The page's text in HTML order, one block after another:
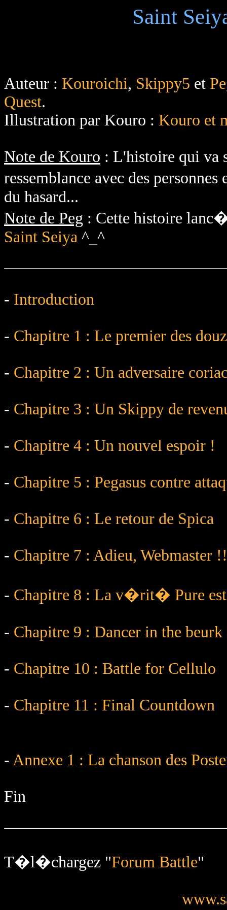
Saint
Auteur : Kouroichi, Skippy5 et
Quest.
Illustration par Kouro : Kouro et
Note de Kouro : L'histoire qui va
ressemblance avec des
du hasard...
Note de Peg : Cette histoire
Saint Seiya ^_^
- Introduction
- Chapitre 1 : Le premier des
- Chapitre 2 : Un adversaire
- Chapitre 3 : Un Skippy de
- Chapitre 4 : Un nouvel espoir !
- Chapitre 5 : Pegasus contre
- Chapitre 6 : Le retour de Spica
- Chapitre 7 : Adieu, Webmaster !!
- Chapitre 8 : La v�rit� Pure
- Chapitre 9 : Dancer in the beurk
- Chapitre 10 : Battle for Cellulo
- Chapitre 11 : Final Countdown
- Annexe 1 : La chanson des
Fin
T�l�chargez "Forum Battle"